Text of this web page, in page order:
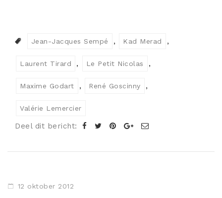
Jean-Jacques Sempé Kad Merad
Laurent Tirard Le Petit Nicolas
Maxime Godart René Goscinny
Valérie Lemercier
Deel dit bericht:
12 oktober 2012